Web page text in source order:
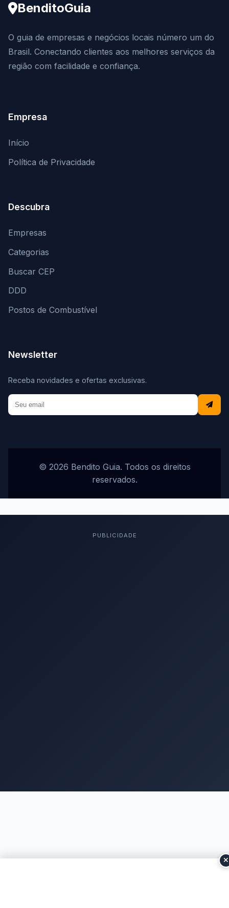
BenditoGuia
O guia de empresas e negócios locais número um do
Brasil. Conectando clientes aos melhores serviços da
região com facilidade e confiança.
Empresa
Início
Política de Privacidade
Descubra
Empresas
Categorias
Buscar CEP
DDD
Postos de Combustível
Newsletter
Receba novidades e ofertas exclusivas.
© 2026 Bendito Guia. Todos os direitos
reservados.